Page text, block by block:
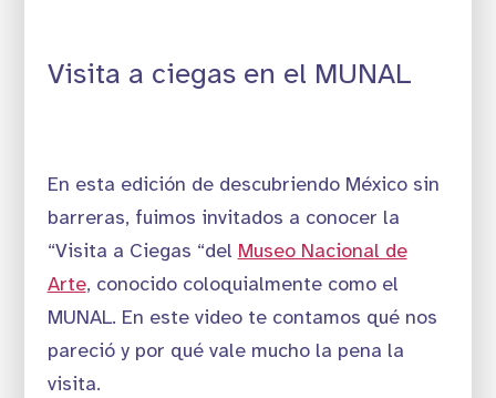
Visita a ciegas en el MUNAL
En esta edición de descubriendo México sin
barreras, fuimos invitados a conocer la
“Visita a Ciegas “del Museo Nacional de
Arte, conocido coloquialmente como el
MUNAL. En este video te contamos qué nos
pareció y por qué vale mucho la pena la
visita.